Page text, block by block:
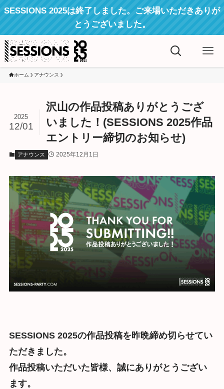
SESSIONS 2025は終了しました。ご来場いただきありが
とうございました。
ホーム アナウンス
沢山の作品投稿ありがとうござ
いました！(SESSIONS 2025作品
エントリー締切のお知らせ)
2025
12/01
アナウンス 2025年12月1日
SESSIONS 2025の作品投稿を昨晩締め切らせてい
ただきました。
作品投稿いただいた皆様、誠にありがとうござい
ます。